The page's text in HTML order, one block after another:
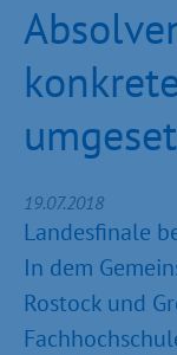
19.07.2018
Landesfinale
In dem
Rostock und